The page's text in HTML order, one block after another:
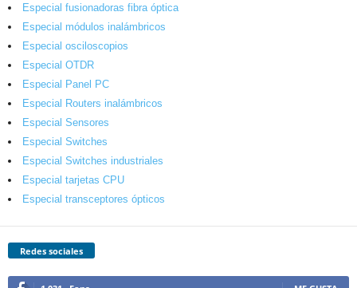
Especial fusionadoras fibra óptica
Especial módulos inalámbricos
Especial osciloscopios
Especial OTDR
Especial Panel PC
Especial Routers inalámbricos
Especial Sensores
Especial Switches
Especial Switches industriales
Especial tarjetas CPU
Especial transceptores ópticos
Redes sociales